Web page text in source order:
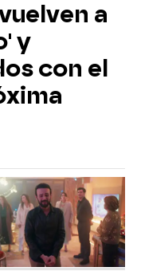
a
y
con el